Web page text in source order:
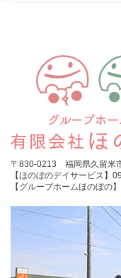
〒830-0213 福岡県久留米
【ほのぼのデイサービス】
【グループホームほのぼの